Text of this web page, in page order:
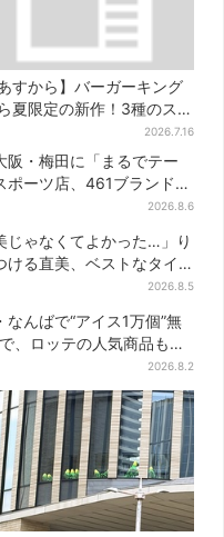
あすから】バーガーキング
夏限定の新作！3種のステ
キワッパー「暑さ乗り切れ
」と話題に
2026.7.16
阪・梅田に「まるでテー
ポーツ店、461ブランド集
2026.8.6
じゃなくてよかった…」り
ける直美、ベストなタイ
2026.8.5
なんばで“アイス1万個”無
、ロッテの人気商品もら
2026.8.2